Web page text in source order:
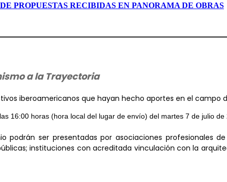
PROPUESTAS RECIBIDAS EN PANORAMA DE OBRAS
a la Trayectoria
iberoamericanos que hayan hecho aportes en el campo
16:00 horas (hora local del lugar de envío) del martes 7 de julio de
podrán ser presentadas por asociaciones profesionales
instituciones con acreditada vinculación con la